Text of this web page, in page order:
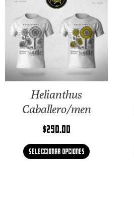
Helianthus
Caballero/men
$290.00
Seleccionar opciones